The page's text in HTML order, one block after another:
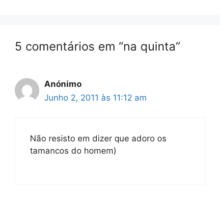
5 comentários em “na quinta”
Anónimo
Junho 2, 2011 às 11:12 am
Não resisto em dizer que adoro os
tamancos do homem)